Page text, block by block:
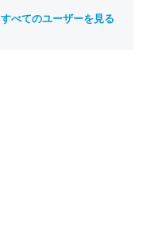
すべてのユーザーを見る